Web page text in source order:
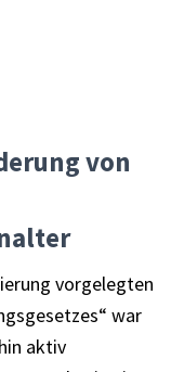
von
vorgelegten
war
aktiv